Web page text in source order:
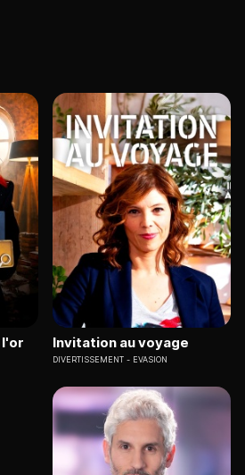
l'or Invitation au voyage
DIVERTISSEMENT EVASION